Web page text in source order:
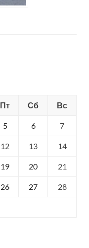
Пт Сб Вс
5 6 7
12 13 14
19 20 21
26 27 28